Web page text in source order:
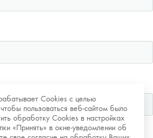
Cookies с целью
пользоваться веб-сайтом было
обработку Cookies в настройках
«Принять» в окне-уведомлении об